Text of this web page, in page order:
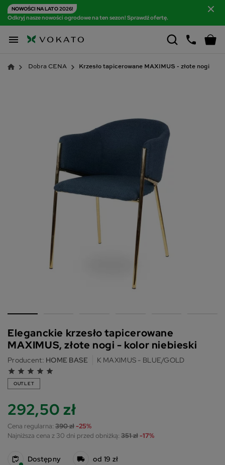
NOWOŚCI NA LATO 2026!
Odkryj nasze nowości ogrodowe na ten sezon! Sprawdź ofertę.

Dobra CENA Krzesło tapicerowane MAXIMUS - złote nogi
Eleganckie krzesło tapicerowane
MAXIMUS, złote nogi - kolor niebieski
Producent: HOME BASE K MAXIMUS - BLUE/GOLD
grade grade grade grade grade
OUTLET
Cena regularna: 390 zł-25%
292,50 zł
Najniższa cena z 30 dni przed obniżką: 351 zł-17%
Dostępny od 19 zł